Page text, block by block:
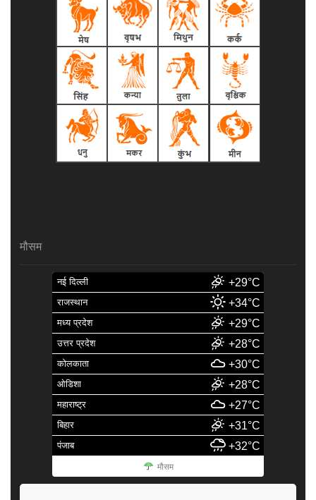
मौसम
नई दिल्ली +29°C
राजस्थान +34°C
मध्य प्रदेश +29°C
उत्तर प्रदेश +28°C
कोलकाता +30°C
ओडिशा +28°C
महाराष्ट्र +27°C
बिहार +31°C
पंजाब +32°C
मौसम